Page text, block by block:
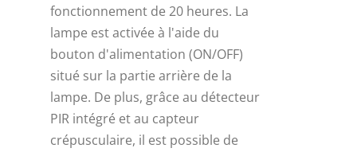
fonctionnement de 20 heures. La
lampe est activée à l'aide du
bouton d'alimentation (ON/OFF)
situé sur la partie arrière de la
lampe. De plus, grâce au détecteur
PIR intégré et au capteur
crépusculaire, il est possible de